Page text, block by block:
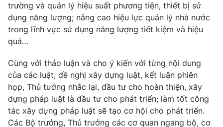
® Cấm sao chép dưới mọi hình thức nếu không có sự chấp
thuận bằng văn bản. Ghi rõ nguồn VTV.vn khi phát hành lại
thông tin từ website này.
trường và quản lý hiệu suất phương tiện, thiết bị sử
dụng năng lượng; nâng cao hiệu lực quản lý nhà nước
trong lĩnh vực sử dụng năng lượng tiết kiệm và hiệu
quả…
Cùng với thảo luận và cho ý kiến với từng nội dung
của các luật, đề nghị xây dựng luật, kết luận phiên
họp, Thủ tướng nhắc lại, đầu tư cho hoàn thiện, xây
dựng pháp luật là đầu tư cho phát triển; làm tốt công
tác xây dựng pháp luật sẽ tạo cơ hội cho phát triển.
Các Bộ trưởng, Thủ trưởng các cơ quan ngang bộ, cơ